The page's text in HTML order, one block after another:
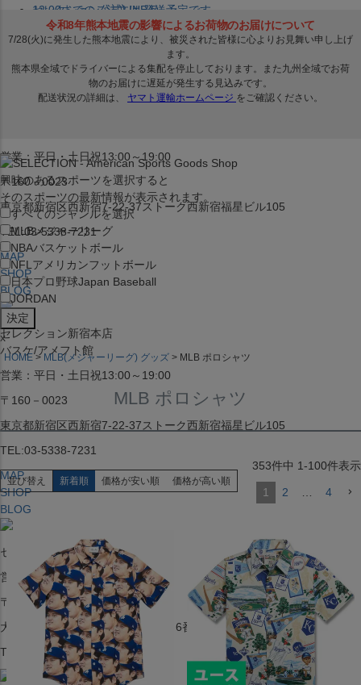
セレクション公式LINE@
営業：平日・土日祝13:00～19:00
〒160－0023
東京都新宿区西新宿7-22-37ストーク西新宿福星ビル105
TEL:03-5338-7231
MAP
SHOP
BLOG
セレクション新宿本店
バスケ/アメフト館
営業：平日・土日祝13:00～19:00
〒160－0023
東京都新宿区西新宿7-22-37ストーク西新宿福星ビル105
TEL:03-5338-7231
MAP
SHOP
BLOG
セレクション大阪店BIGSTEP 2F
営業：平日・土日祝12:00～19:00
〒542-008
大阪府大阪市中央区西心斎橋1丁目6番14号
TEL:06-4708-3300
12:00までのご注文は発送予定です。
在庫品は 1-3営業日内で発送!! ※お取寄せ商品は対象外
興味のあるスポーツを選択すると
そのスポーツの最新情報が表示されます。
すべてのジャンルを選択
MLBメジャーリーグ
NBAバスケットボール
NFL アメリカンフットボール
日本プロ野球Japan Baseball
JORDAN
x
HOME MLB(メジャーリーグ) グッズ MLB ポロシャツ
MLB ポロシャツ
並び替え 新着順 価格が安い順 価格が高い順
353件中 1-100件表示
1 2 … 4